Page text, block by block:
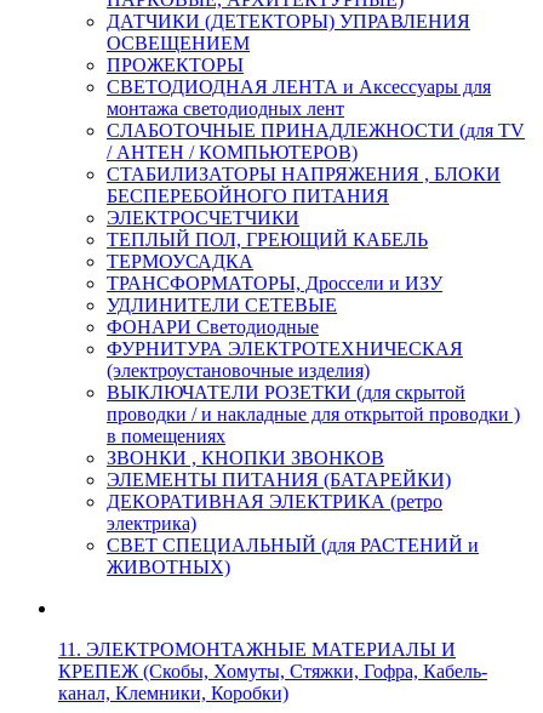
ДАТЧИКИ (ДЕТЕКТОРЫ) УПРАВЛЕНИЯ
ОСВЕЩЕНИЕМ
ПРОЖЕКТОРЫ
СВЕТОДИОДНАЯ ЛЕНТА и Аксессуары для
монтажа светодиодных лент
СЛАБОТОЧНЫЕ ПРИНАДЛЕЖНОСТИ (для TV
/ АНТЕН / КОМПЬЮТЕРОВ)
СТАБИЛИЗАТОРЫ НАПРЯЖЕНИЯ , БЛОКИ
БЕСПЕРЕБОЙНОГО ПИТАНИЯ
ЭЛЕКТРОСЧЕТЧИКИ
ТЕПЛЫЙ ПОЛ, ГРЕЮЩИЙ КАБЕЛЬ
ТЕРМОУСАДКА
ТРАНСФОРМАТОРЫ, Дроссели и ИЗУ
УДЛИНИТЕЛИ СЕТЕВЫЕ
ФОНАРИ Светодиодные
ФУРНИТУРА ЭЛЕКТРОТЕХНИЧЕСКАЯ
(электроустановочные изделия)
ВЫКЛЮЧАТЕЛИ РОЗЕТКИ (для скрытой
проводки / и накладные для открытой проводки )
в помещениях
ЗВОНКИ , КНОПКИ ЗВОНКОВ
ЭЛЕМЕНТЫ ПИТАНИЯ (БАТАРЕЙКИ)
ДЕКОРАТИВНАЯ ЭЛЕКТРИКА (ретро
электрика)
СВЕТ СПЕЦИАЛЬНЫЙ (для РАСТЕНИЙ и
ЖИВОТНЫХ)
11. ЭЛЕКТРОМОНТАЖНЫЕ МАТЕРИАЛЫ И
КРЕПЕЖ (Скобы, Хомуты, Стяжки, Гофра, Кабель-
канал, Клемники, Коробки)